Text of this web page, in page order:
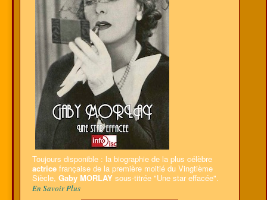
Toujours disponible : la biographie de la plus célèbre
actrice française de la première moitié du Vingtième
Siècle, Gaby MORLAY sous-titrée "Une star effacée".
En Savoir Plus